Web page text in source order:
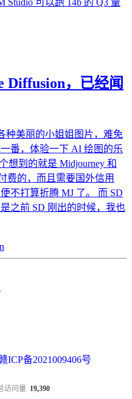
Diffusion，已经闻
种美丽的小姐姐图片，难免
番，体验一下 AI 绘图的乐
想到的就是 Midjourney 和
费的，而且需要国外信用
不打算折腾 MJ 了。 而 SD
之前 SD 刚出的时候，我也
ICP备2021009406号
访问量 19,390